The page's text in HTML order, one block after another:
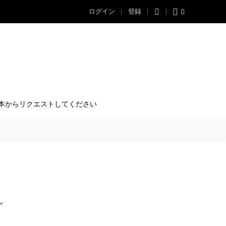
ログイン 登録 0
からリクエストしてください